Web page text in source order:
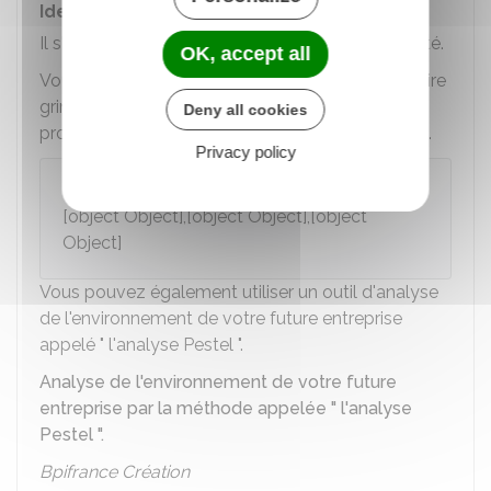
Identifier les contraintes
Il s'agit de prévoir ce qui peut freiner votre activité.
Vous devez identifier par exemple ce qui peut faire
grimper vos coûts de stockage, vos coûts de
production, de distribution et de communication.
[object Object],[object Object],[object
Object]
Vous pouvez également utiliser un outil d'analyse
de l'environnement de votre future entreprise
appelé " l'analyse Pestel ".
Analyse de l'environnement de votre future
entreprise par la méthode appelée " l'analyse
Pestel ".
Bpifrance Création
OK, accept all
Deny all cookies
Privacy policy